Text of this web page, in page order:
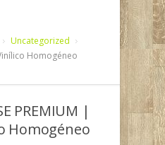
Uncategorized
Homogéneo
PREMIUM |
Homogéneo